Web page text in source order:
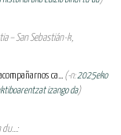
– San Sebastián-k,
ca... (-n:2025eko
izango da)